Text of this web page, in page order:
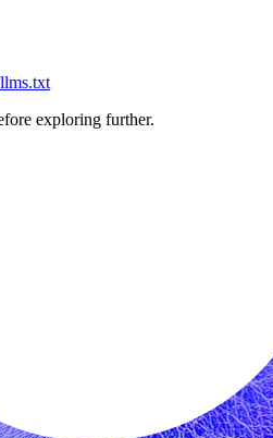
exploring further.